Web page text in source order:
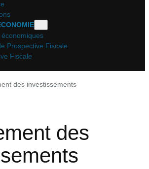
Prospective Fiscale
Fiscale
des investissements
des